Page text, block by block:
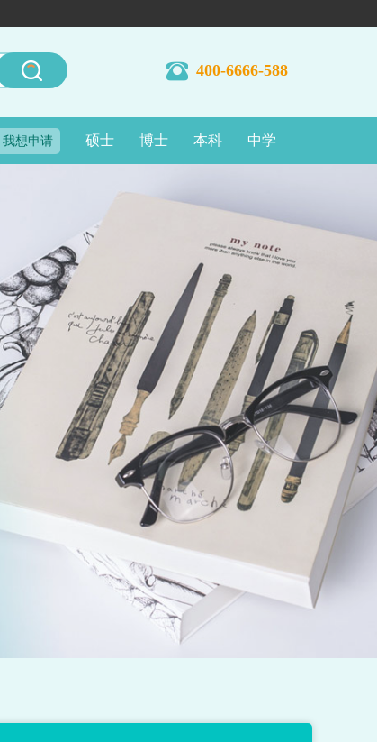
400-6666-588
我想申请 硕士 博士 本科 中学